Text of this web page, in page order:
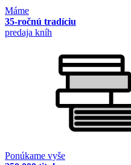
Máme
35-ročnú tradíciu
predaja kníh
Ponúkame vyše